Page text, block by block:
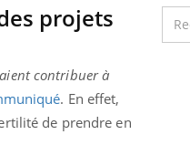
projets
contribuer à
. En effet,
de prendre en